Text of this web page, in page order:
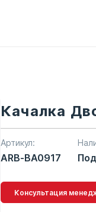
Качалка
Артикул:
ARB-BA0917
Консультация